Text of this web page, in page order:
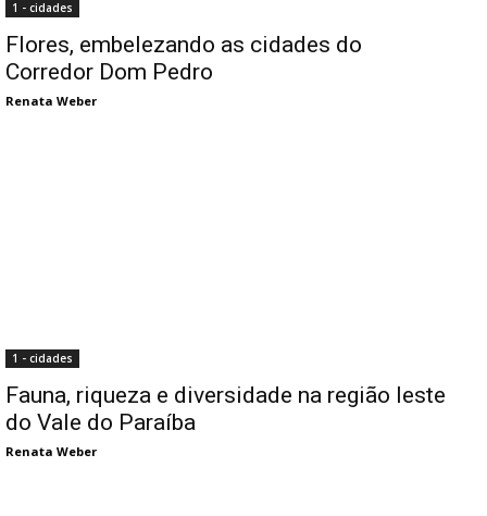
1 - cidades
Flores, embelezando as cidades do
Corredor Dom Pedro
Renata Weber
1 - cidades
Fauna, riqueza e diversidade na região leste
do Vale do Paraíba
Renata Weber